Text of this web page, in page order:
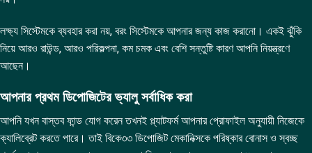
লক্ষ্য সিস্টেমকে ব্যবহার করা নয়, বরং সিস্টেমকে আপনার জন্য কাজ করানো। একই ঝুঁকি
নিয়ে আরও রাউন্ড, আরও পরিকল্পনা, কম চমক এবং বেশি সন্তুষ্টি কারণ আপনি নিয়ন্ত্রণে
আছেন।
আপনার প্রথম ডিপোজিটের ভ্যালু সর্বাধিক করা
আপনি যখন বাস্তব ফান্ড যোগ করেন তখনই প্ল্যাটফর্ম আপনার প্রোফাইল অনুযায়ী নিজেকে
ক্যালিব্রেট করতে পারে। তাই বিকে৩৩ ডিপোজিট মেকানিক্সকে পরিষ্কার বোনাস ও স্বচ্ছ